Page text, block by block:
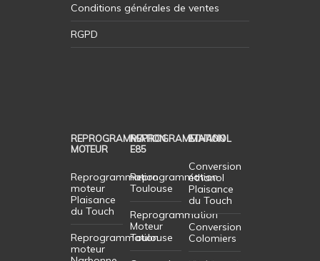
Conditions générales de ventes
RGPD
REPROGRAMMATION
MOTEUR
Reprogrammation
moteur
Plaisance
du Touch
Reprogrammation
moteur
REPROGRAMMATION
E85
Reprogrammation
Toulouse
Reprogrammation
Moteur
Toulouse
ETHANOL
Conversion
éthanol
Plaisance
du Touch
Conversion
Colomiers